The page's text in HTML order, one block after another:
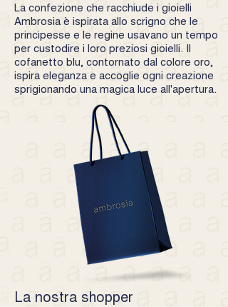
La confezione che racchiude i gioielli
Ambrosia è ispirata allo scrigno che le
principesse e le regine usavano un tempo
per custodire i loro preziosi gioielli. Il
cofanetto blu, contornato dal colore oro,
ispira eleganza e accoglie ogni creazione
sprigionando una magica luce all'apertura.
La nostra shopper